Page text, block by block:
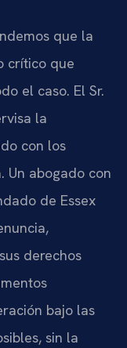
que la
crítico que
el caso. El Sr.
la
con los
Un abogado con
de Essex
derechos
bajo las
sin la